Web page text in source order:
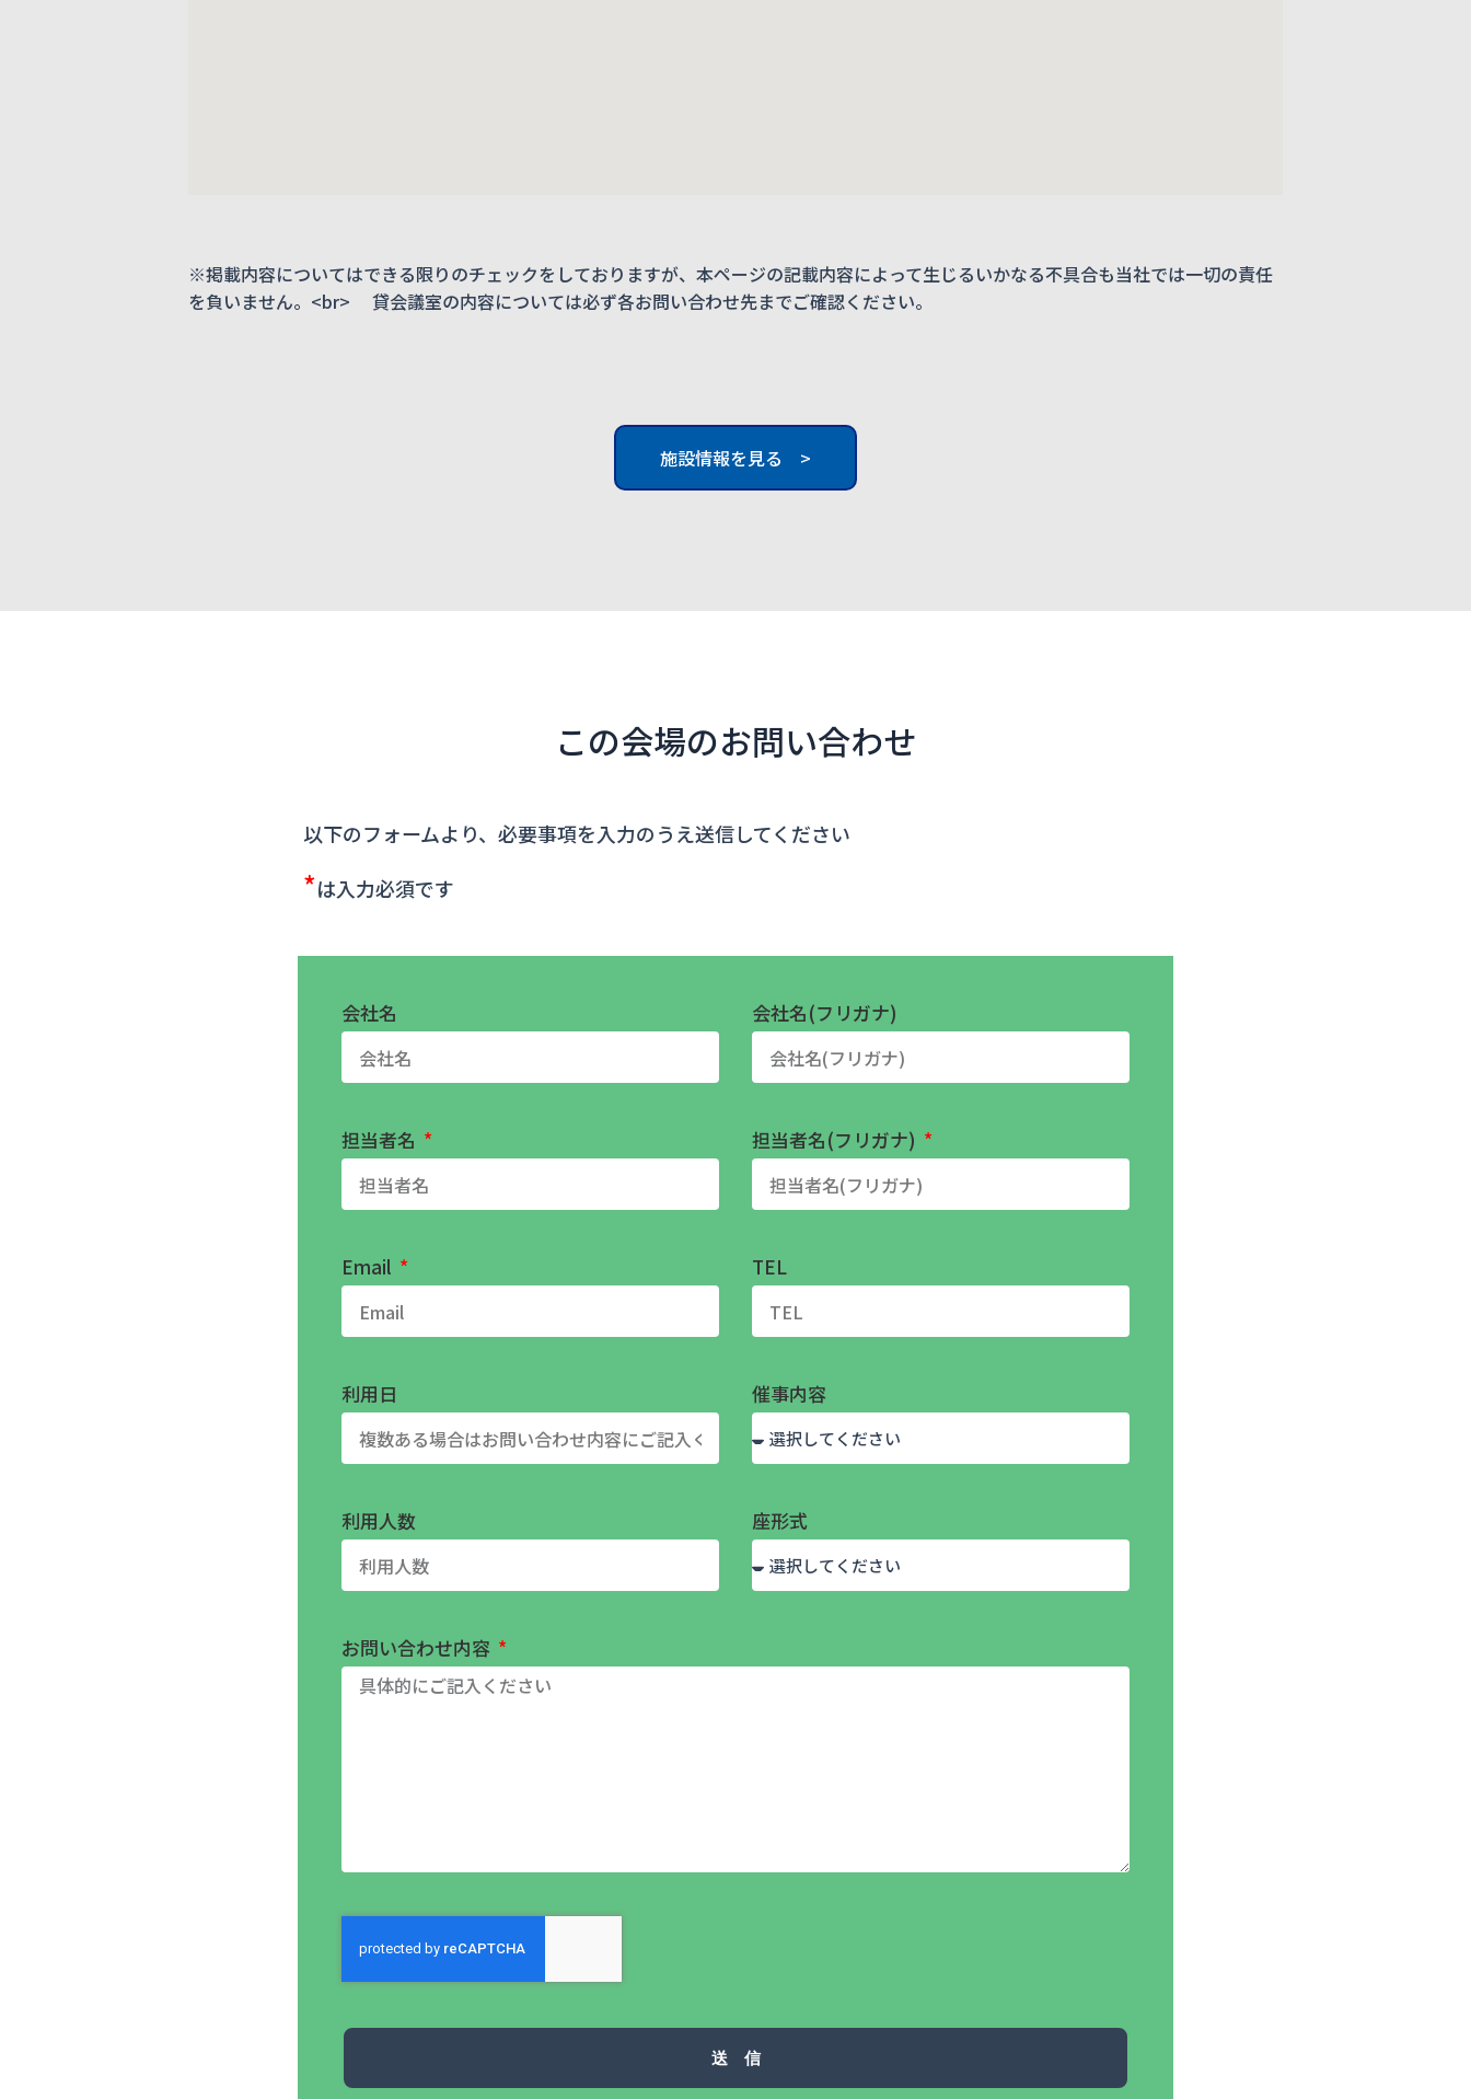
※掲載内容についてはできる限りのチェックをしておりますが、本ページの記載内容によって生じるいかなる不具合も当社では一切の責任
を負いません。<br> 貸会議室の内容については必ず各お問い合わせ先までご確認ください。
施設情報を見る >
この会場のお問い合わせ
以下のフォームより、必要事項を入力のうえ送信してください
*は入力必須です
会社名 会社名(フリガナ)
担当者名 担当者名(フリガナ)
Email TEL
利用日 催事内容
利用人数 座形式
お問い合わせ内容
送 信